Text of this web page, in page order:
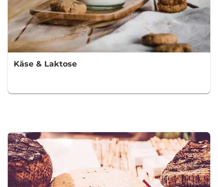
Käse & Laktose